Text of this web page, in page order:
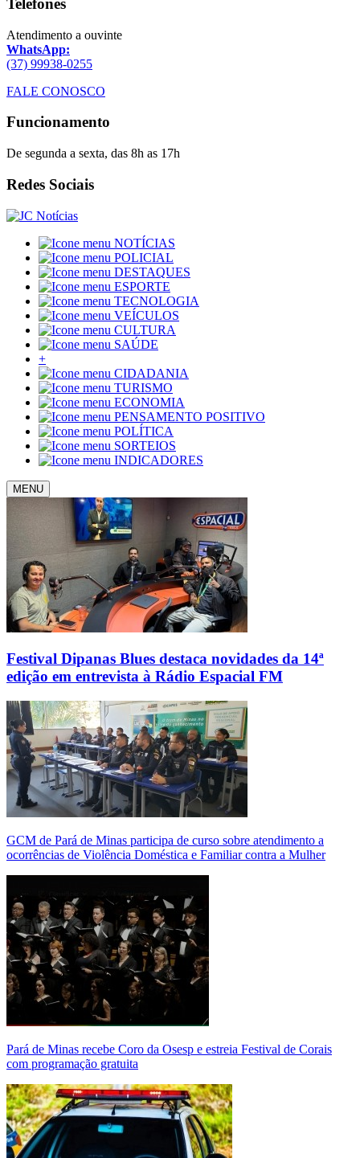
Telefones
Atendimento a ouvinte
WhatsApp:
(37) 99938-0255
FALE CONOSCO
Funcionamento
De segunda a sexta, das 8h as 17h
Redes Sociais
NOTÍCIAS
POLICIAL
DESTAQUES
ESPORTE
TECNOLOGIA
VEÍCULOS
CULTURA
SAÚDE
+
CIDADANIA
TURISMO
ECONOMIA
PENSAMENTO POSITIVO
POLÍTICA
SORTEIOS
INDICADORES
MENU
Festival Dipanas Blues destaca novidades da 14ª
edição em entrevista à Rádio Espacial FM
GCM de Pará de Minas participa de curso sobre atendimento a
ocorrências de Violência Doméstica e Familiar contra a Mulher
Pará de Minas recebe Coro da Osesp e estreia Festival de Corais
com programação gratuita